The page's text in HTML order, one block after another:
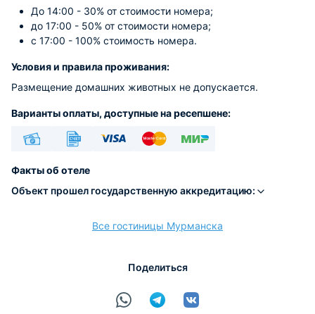
До 14:00 - 30% от стоимости номера;
до 17:00 - 50% от стоимости номера;
с 17:00 - 100% стоимость номера.
Условия и правила проживания:
Размещение домашних животных не допускается.
Варианты оплаты, доступные на ресепшене:
Факты об отеле
Объект прошел государственную аккредитацию:
Все гостиницы Мурманска
Поделиться